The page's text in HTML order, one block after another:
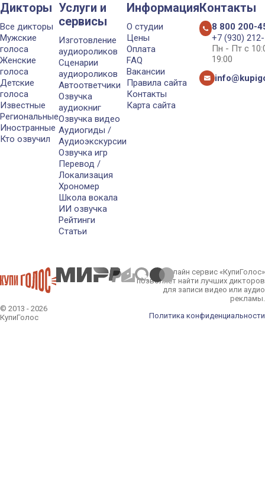
Дикторы
Все дикторы
Мужские
голоса
Женские
голоса
Детские
голоса
Известные
Региональные
Иностранные
Кто озвучил
Услуги и
сервисы
Изготовление
аудиороликов
Сценарии
аудиороликов
Автоответчики
Озвучка
аудиокниг
Озвучка видео
Аудиогиды /
Аудиоэкскурсии
Озвучка игр
Перевод /
Локализация
Хрономер
Школа вокала
ИИ озвучка
Рейтинги
Статьи
Информация
О студии
Цены
Оплата
FAQ
Вакансии
Правила сайта
Контакты
Карта сайта
Контакты
8 800 200-
+7 (930)
Пн - Пт с
19:00
© 2013 - 2026
КупиГолос
Онлайн сервис «КупиГолос»
позволяет найти лучших дикторов
для записи видео или аудио
рекламы.
Политика конфиденциальности